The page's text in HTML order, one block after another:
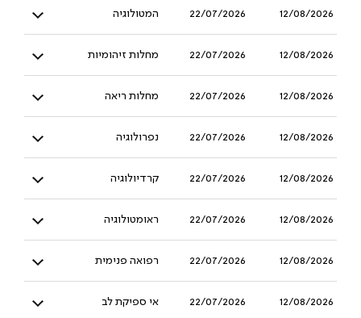
12/08/2026
22/07/2026 המטולוגיה
12/08/2026
22/07/2026 מחלות זיהומיות
12/08/2026
22/07/2026 מחלות ריאה
12/08/2026
22/07/2026 נפרולוגיה
12/08/2026
22/07/2026 קרדיולוגיה
12/08/2026
22/07/2026 ראומטולוגיה
12/08/2026
22/07/2026 רפואה פנימית
12/08/2026
22/07/2026 אי ספיקת לב